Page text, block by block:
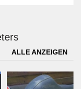
ALLE ANZEIGEN